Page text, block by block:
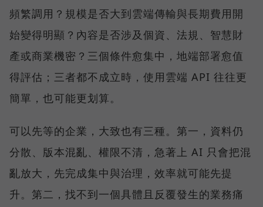
頻繁調用？規模是否大到雲端傳輸與長期費用開
始變得明顯？內容是否涉及個資、法規、智慧財
產或商業機密？三個條件愈集中，地端部署愈值
得評估；三者都不成立時，使用雲端 API 往往更
簡單，也可能更划算。
可以先等的企業，大致也有三種。第一，資料仍
分散、版本混亂、權限不清，急著上 AI 只會把混
亂放大，先完成集中與治理，效率就可能先提
升。第二，找不到一個具體且反覆發生的業務痛